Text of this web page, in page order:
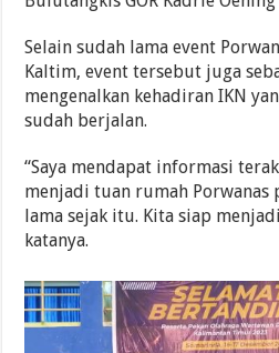
Selain sudah lama event
Kaltim, event tersebut juga
mengenalkan kehadiran IKN
sudah berjalan.
“Saya mendapat informasi
menjadi tuan rumah Porwanas
lama sejak itu. Kita siap
katanya.